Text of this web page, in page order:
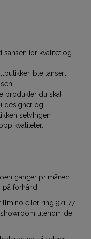
for kvalitet og
ble lansert i
produkter du skal
designer og
selv.Ingen
kvaliteter.
ganger pr måned
forhånd.
eller ring 971 77
utenom de